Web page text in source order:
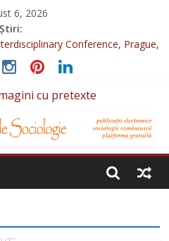
6, 2026
Știri:
Conference, Prague,
of Photography & Theory,
special issue: Violence!